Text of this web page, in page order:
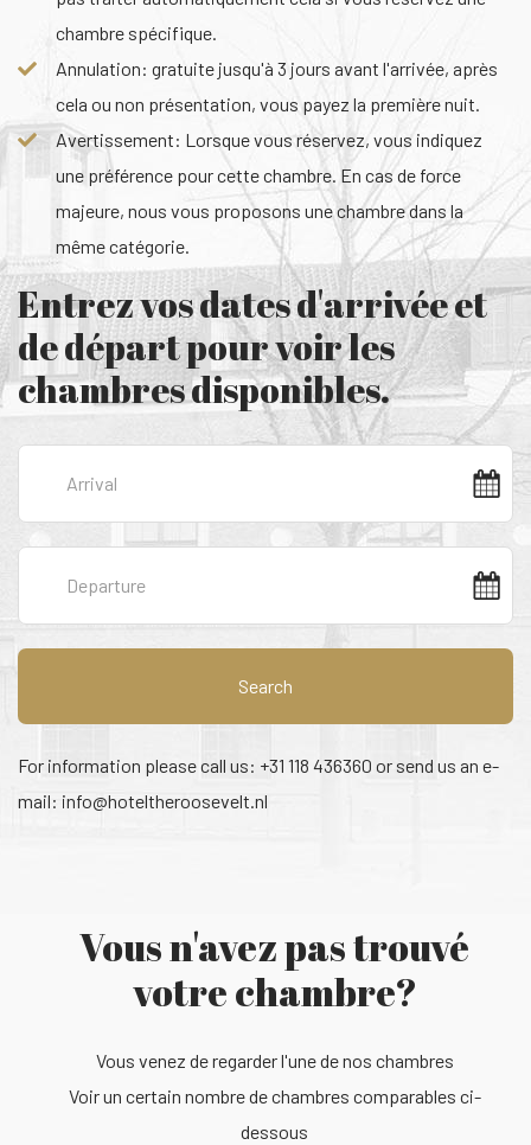
chambre spécifique.
Annulation: gratuite jusqu'à 3 jours avant l'arrivée, après
cela ou non présentation, vous payez la première nuit.
Avertissement: Lorsque vous réservez, vous indiquez
une préférence pour cette chambre. En cas de force
majeure, nous vous proposons une chambre dans la
même catégorie.
Entrez vos dates d'arrivée et
de départ pour voir les
chambres disponibles.
Search
For information please call us: +31 118 436360 or send us an e-
mail: info@hoteltheroosevelt.nl
Vous n'avez pas trouvé
votre chambre?
Vous venez de regarder l'une de nos chambres
Voir un certain nombre de chambres comparables ci-
dessous